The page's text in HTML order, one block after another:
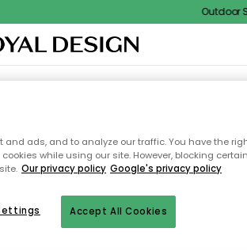
Outdoor
UTEMÖBLER
sidan du
and ads, and to analyze our traffic. You have the
while using our site. However, blocking
Our privacy policy Google's privacy policy
Accept All Cookies